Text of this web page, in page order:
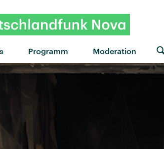
Programm Moderation